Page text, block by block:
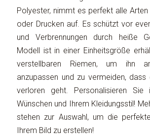
Polyester, nimmt es perfekt alle
oder Drucken auf. Es schützt vor
und Verbrennungen durch heiße
Modell ist in einer Einheitsgröße
verstellbaren Riemen, um ihn
anzupassen und zu vermeiden,
verloren geht. Personalisieren Sie
Wünschen und Ihrem Kleidungsstil!
stehen zur Auswahl, um die
Ihrem Bild zu erstellen!